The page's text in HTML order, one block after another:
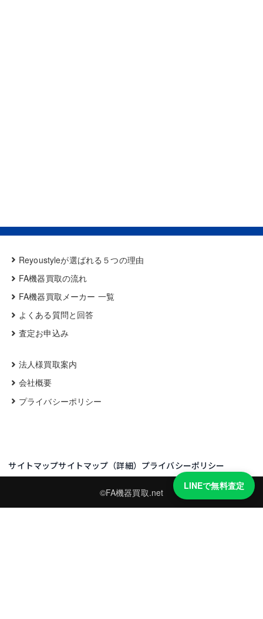
Reyoustyleが選ばれる５つの理由
FA機器買取の流れ
FA機器買取メーカー 一覧
よくある質問と回答
査定お申込み
法人様買取案内
会社概要
プライバシーポリシー
サイトマップサイトマップ（詳細） プライバシーポリシー
©FA機器買取.net
LINEで無料査定